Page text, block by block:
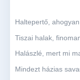
Haltepertő,
Tiszai halak,
Halászlé, mert mi
Mindezt házias